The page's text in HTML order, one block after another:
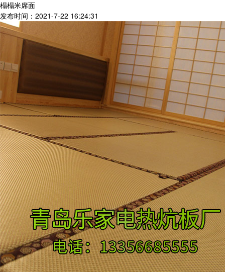
榻榻米席面
发布时间：2021-7-22 16:24:31